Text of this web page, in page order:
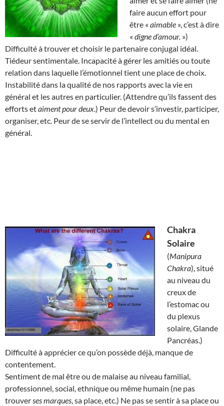
faire aucun effort pour
être « aimable », c’est à dire
« digne d’amour. »)
Difficulté à trouver et choisir le partenaire conjugal idéal.
Tiédeur sentimentale. Incapacité à gérer les amitiés ou toute
relation dans laquelle l’émotionnel tient une place de choix.
Instabilité dans la qualité de nos rapports avec la vie en
général et les autres en particulier. (Attendre qu’ils fassent des
efforts etaiment pour deux.) Peur de devoir s’investir, participer,
organiser, etc. Peur de se servir de l’intellect ou du mental en
général.
Chakra
Solaire
(Manipura
Chakra), situé
au niveau du
creux de
l’estomac ou
du plexus
solaire, Glande
Pancréas.)
Difficulté à apprécier ce qu’on possède déjà, manque de
contentement.
Sentiment de mal être ou de malaise au niveau familial,
professionnel, social, ethnique ou même humain (ne pas
trouverses marques, sa place, etc.) Ne pas se sentir à sa place ou